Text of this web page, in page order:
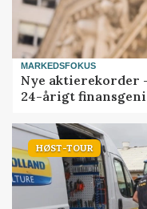
MARKEDSFOKUS
Nye aktierekorder
24-årigt finansgeni
HØST-TOUR